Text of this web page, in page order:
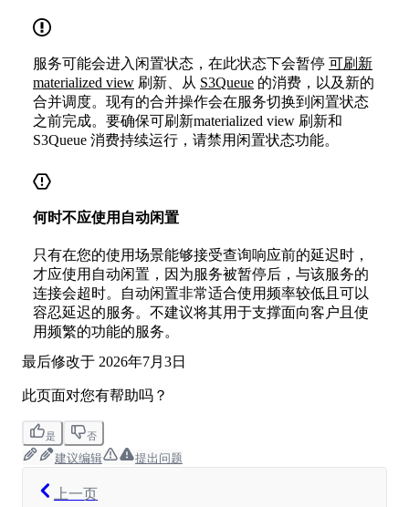
服务可能会进入闲置状态，在此状态下会暂停 可刷新
materialized view 刷新、从 S3Queue 的消费，以及新的
合并调度。现有的合并操作会在服务切换到闲置状态
之前完成。要确保可刷新materialized view 刷新和
S3Queue 消费持续运行，请禁用闲置状态功能。
何时不应使用自动闲置
只有在您的使用场景能够接受查询响应前的延迟时，
才应使用自动闲置，因为服务被暂停后，与该服务的
连接会超时。自动闲置非常适合使用频率较低且可以
容忍延迟的服务。不建议将其用于支撑面向客户且使
用频繁的功能的服务。
最后修改于 2026年7月3日
此页面对您有帮助吗？
是 否
建议编辑 提出问题
上一页